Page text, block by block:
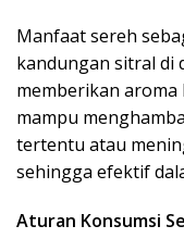
Manfaat sereh
kandungan sitral di
memberikan aroma
mampu
tertentu atau
sehingga efektif
Aturan Konsumsi